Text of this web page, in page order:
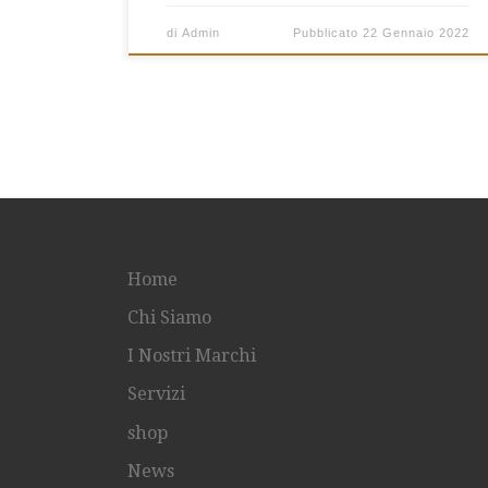
diAdmin Pubblicato 22 Gennaio 2022
Home
Chi Siamo
I Nostri Marchi
Servizi
shop
News